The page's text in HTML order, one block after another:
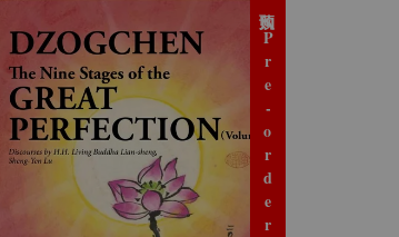
预购 Pre-order